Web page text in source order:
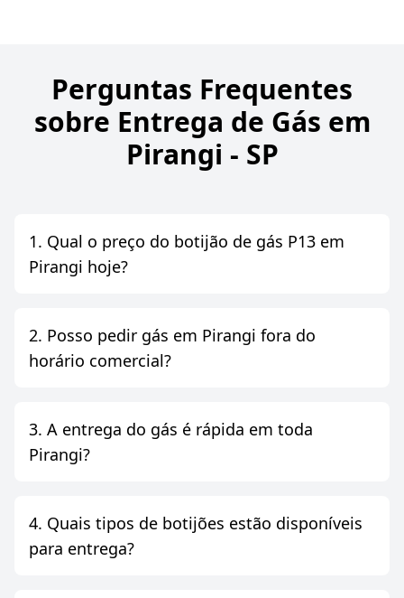
Perguntas Frequentes
sobre Entrega de Gás em
Pirangi - SP
1. Qual o preço do botijão de gás P13 em
Pirangi hoje?
2. Posso pedir gás em Pirangi fora do
horário comercial?
3. A entrega do gás é rápida em toda
Pirangi?
4. Quais tipos de botijões estão disponíveis
para entrega?